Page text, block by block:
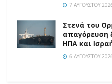
7 ΑΥΓΟΎΣΤΟΥ
Στενά του
απαγόρευση
ΗΠΑ και
6 ΑΥΓΟΎΣΤΟΥ